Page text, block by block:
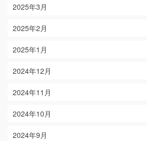
2025年3月
2025年2月
2025年1月
2024年12月
2024年11月
2024年10月
2024年9月